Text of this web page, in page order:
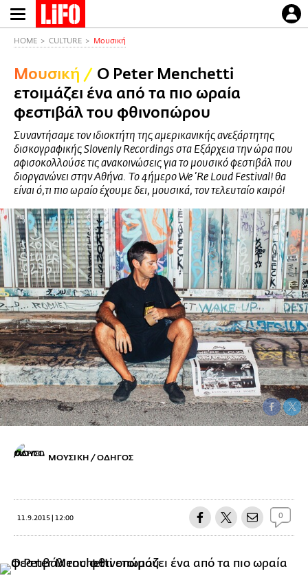
Παράκαμψη
προς
περιεχόμενο
HOME CULTURE Μουσική
Μουσική / Ο Peter Menchetti
ετοιμάζει ένα από τα πιο ωραία
φεστιβάλ του φθινοπώρου
Συναντήσαμε τον ιδιοκτήτη της αμερικανικής ανεξάρτητης
δισκογραφικής Slovenly Recordings στα Εξάρχεια την ώρα που
αφισοκολλούσε τις ανακοινώσεις για το μουσικό φεστιβάλ που
διοργανώνει στην Αθήνα. Το 4ήμερο We ’Re Loud Festival! θα
είναι ό,τι πιο ωραίο έχουμε δει, μουσικά, τον τελευταίο καιρό!
ΜΟΥΣΙΚΗ / ΟΔΗΓΟΣ
11.9.2015 | 12:00 0